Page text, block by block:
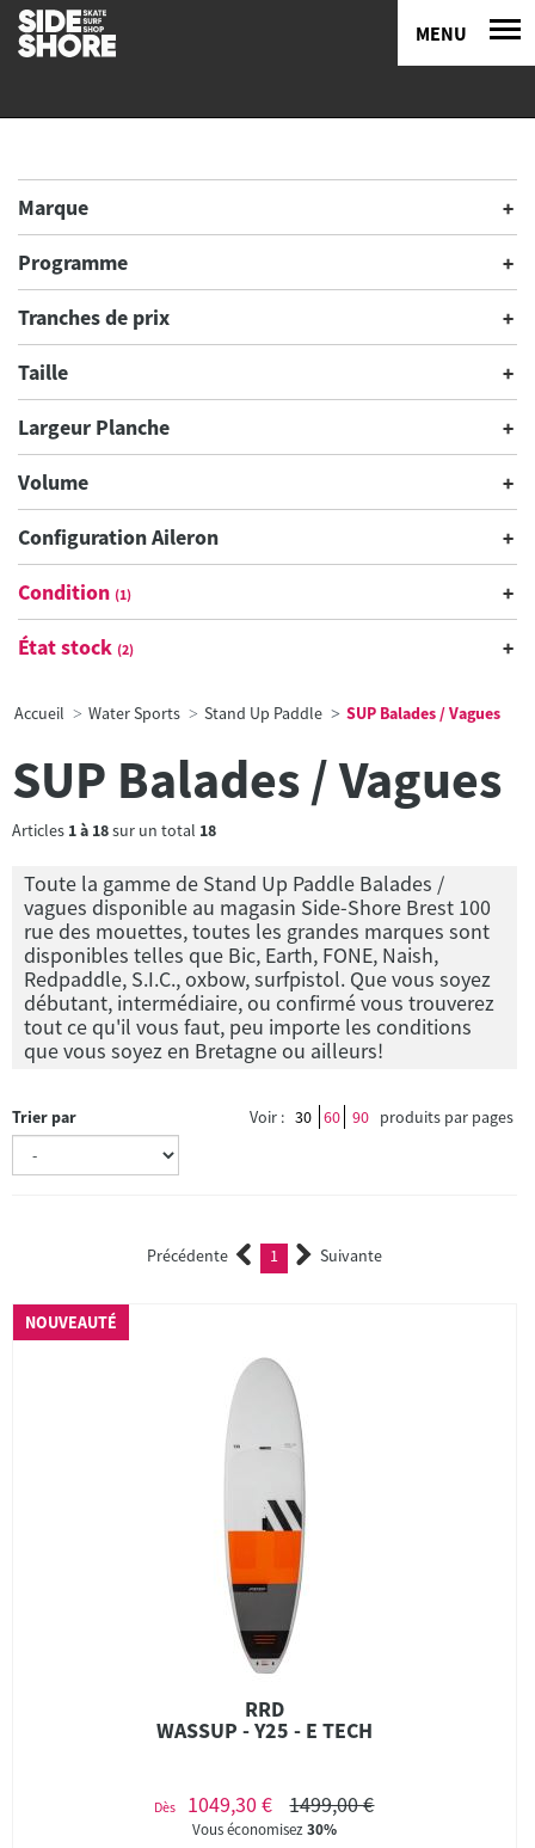
MENU
Marque
Programme
Tranches de prix
Taille
Largeur Planche
Volume
Configuration Aileron
Condition (1)
État stock (2)
Accueil Water Sports Stand Up Paddle SUP Balades / Vagues
SUP Balades / Vagues
Articles 1à 18sur un total 18
Toute la gamme de Stand Up Paddle Balades /
vagues disponible au magasin Side-Shore Brest 100
rue des mouettes, toutes les grandes marques sont
disponibles telles que Bic, Earth, FONE, Naish,
Redpaddle, S.I.C., oxbow, surfpistol. Que vous soyez
débutant, intermédiaire, ou confirmé vous trouverez
tout ce qu'il vous faut, peu importe les conditions
que vous soyez en Bretagne ou ailleurs!
Trier par Voir : 30 60 90 produits par pages
Précédente 1 (current)Suivante
NOUVEAUTÉ
RRD
WASSUP - Y25 - E TECH
Dès 1049,30 € 1499,00 €
Vous économisez30%